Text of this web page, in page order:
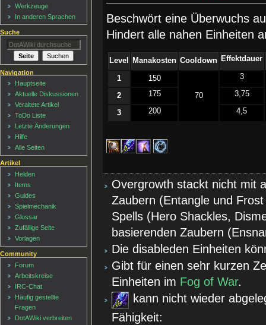
Beschwört eine Überwuchs
Hindert alle nahen Einheiten
Level Manakosten Cooldown Effektdauer
1 150
70
3
2 175 3,75
3 200 4,5
Overgrowth stackt nicht mit
Zaubern (Entangle und
Spells (Hero Shackles,
basierenden Zaubern
Die disableden Einheiten
Gibt für einen sehr kurzen
Einheiten im Fog of War.
kann nicht wieder
Fähigkeit:
Werkzeuge
In anderen Sprachen
Suche
Navigation
Hauptseite
Aktuelle Diskussionen
Veraltete Artikel
ToDo Liste
Letzte Änderungen
Hilfe
Alle Seiten
Artikel
Helden
Items
Guides
Spielmechanik
Glossar
Zufällige Seite
Vorlagen
Community
Forum
Arbeitskreise
IRC-Chat
Häufig gestellte
Fragen
DotAWiki verbreiten